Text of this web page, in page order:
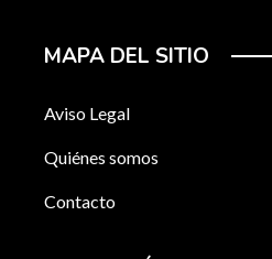
MAPA DEL SITIO
Aviso Legal
Quiénes somos
Contacto